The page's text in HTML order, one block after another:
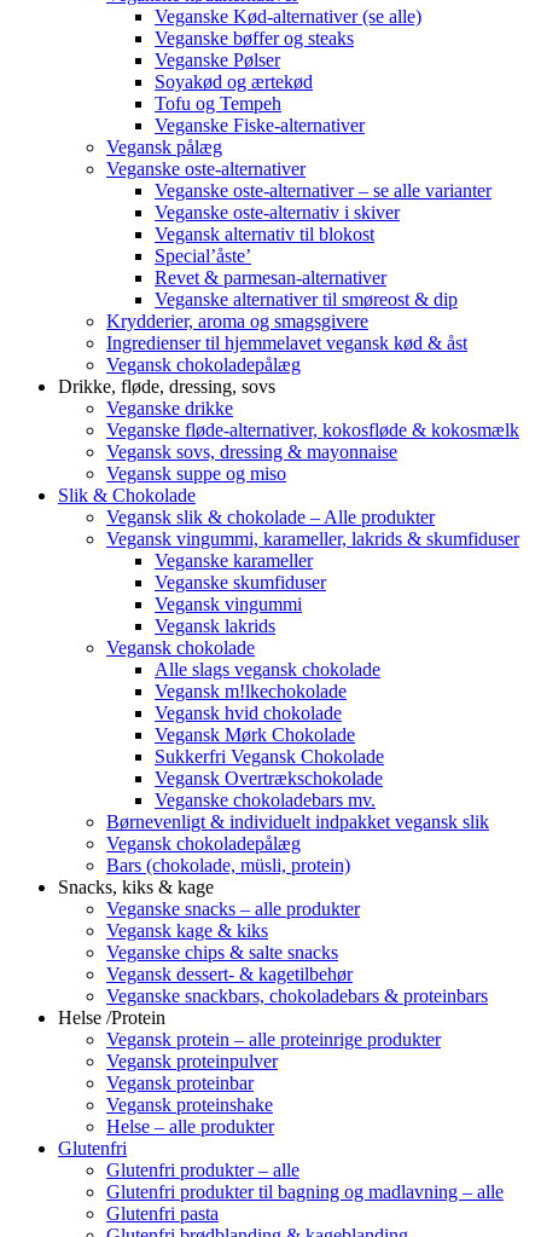
Veganske Kød-alternativer (se alle)
Veganske bøffer og steaks
Veganske Pølser
Soyakød og ærtekød
Tofu og Tempeh
Veganske Fiske-alternativer
Vegansk pålæg
Veganske oste-alternativer
Veganske oste-alternativer – se alle varianter
Veganske oste-alternativ i skiver
Vegansk alternativ til blokost
Special’åste’
Revet & parmesan-alternativer
Veganske alternativer til smøreost & dip
Krydderier, aroma og smagsgivere
Ingredienser til hjemmelavet vegansk kød & åst
Vegansk chokoladepålæg
Drikke, fløde, dressing, sovs
Veganske drikke
Veganske fløde-alternativer, kokosfløde & kokosmælk
Vegansk sovs, dressing & mayonnaise
Vegansk suppe og miso
Slik & Chokolade
Vegansk slik & chokolade – Alle produkter
Vegansk vingummi, karameller, lakrids & skumfiduser
Veganske karameller
Veganske skumfiduser
Vegansk vingummi
Vegansk lakrids
Vegansk chokolade
Alle slags vegansk chokolade
Vegansk m!lkechokolade
Vegansk hvid chokolade
Vegansk Mørk Chokolade
Sukkerfri Vegansk Chokolade
Vegansk Overtrækschokolade
Veganske chokoladebars mv.
Børnevenligt & individuelt indpakket vegansk slik
Vegansk chokoladepålæg
Bars (chokolade, müsli, protein)
Snacks, kiks & kage
Veganske snacks – alle produkter
Vegansk kage & kiks
Veganske chips & salte snacks
Vegansk dessert- & kagetilbehør
Veganske snackbars, chokoladebars & proteinbars
Helse /Protein
Vegansk protein – alle proteinrige produkter
Vegansk proteinpulver
Vegansk proteinbar
Vegansk proteinshake
Helse – alle produkter
Glutenfri
Glutenfri produkter – alle
Glutenfri produkter til bagning og madlavning – alle
Glutenfri pasta